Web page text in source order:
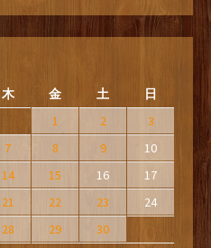
木 金 土 日
1 2
3
7 8 9
10
14 15 16
17
21 22 23
24
28 29 30